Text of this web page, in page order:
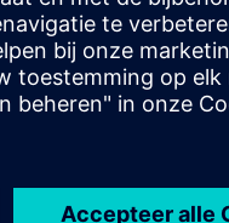
uw bedrijf. Maar we
en eisen.
- zowel voor
industriële
>